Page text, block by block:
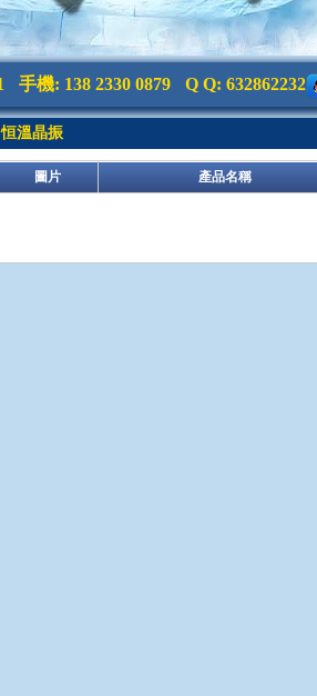
手機: 138 2330 0879 Q Q: 632862232
恒溫晶振
圖片 產品名稱